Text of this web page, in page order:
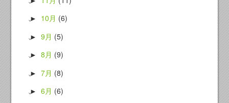
► 10月 (6)
►9月 (5)
►8月 (9)
►7月 (8)
►6月 (6)